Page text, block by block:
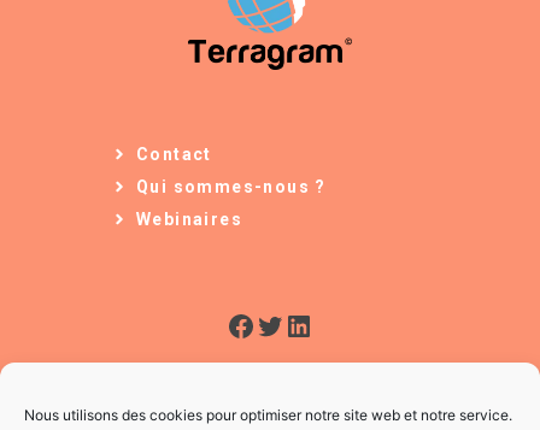
Nous utilisons des cookies pour optimiser notre site web et notre service.
Contact
Qui sommes-nous ?
Webinaires
Facebook
Twitter
LinkedIn